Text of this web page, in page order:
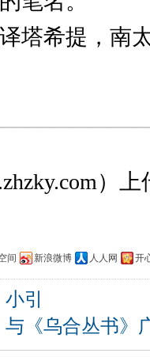
塔希提，南
）上
间 新浪微博 人人网 开
引
与《乌合丛书》